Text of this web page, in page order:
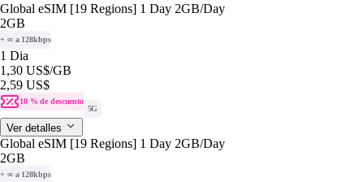
Global eSIM [19 Regions] 1 Day 2GB/Day
2GB
+ ∞ a 128kbps
1 Dia
1,30 US$/GB
2,59 US$
10 % de descuento
5G
Ver detalles
Global eSIM [19 Regions] 1 Day 2GB/Day
2GB
+ ∞ a 128kbps